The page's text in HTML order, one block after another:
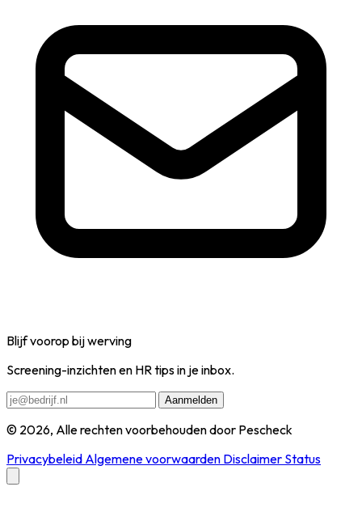
Blijf voorop bij werving
Screening-inzichten en HR tips in je inbox.
Aanmelden
© 2026, Alle rechten voorbehouden door Pescheck
Privacybeleid Algemene voorwaarden Disclaimer Status